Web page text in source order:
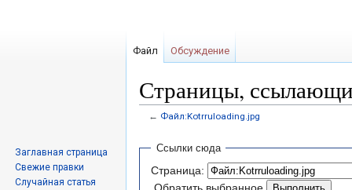
Страницы,
← Файл:Kotrruloading.jpg
Перейти
навигации
Перейти
поиску
Ссылки сюда
Страница:
Файл Обсуждение
Заглавная страница
Свежие правки
Случайная статья